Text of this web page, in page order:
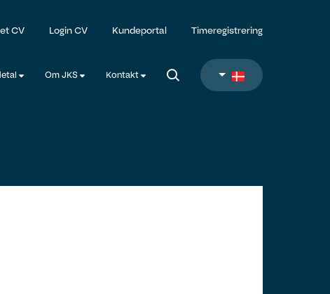
CV Login CV Kundeportal Timeregistrering
Om JKS Kontakt